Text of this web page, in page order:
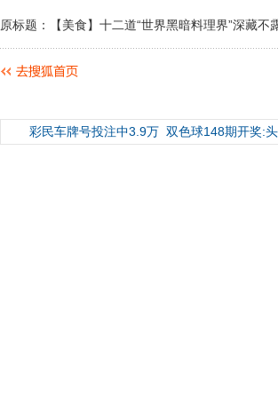
原标题：【美食】十二道“世界黑暗料理界”深藏不
彩民车牌号投注中3.9万 双色球148期开奖: